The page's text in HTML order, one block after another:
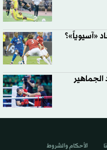
«آسيوياً»؟
الأحكام والشروط